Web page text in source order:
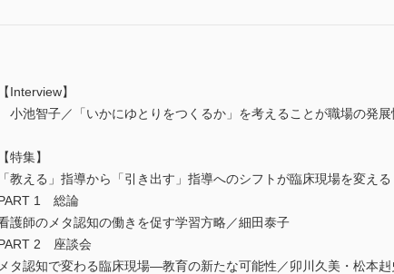
【Interview】
小池智子／「いかにゆとりをつくるか」を考えることが職場の発展
【特集】
「教える」指導から「引き出す」指導へのシフトが臨床現場を変
1 総論
護師のメタ認知の働きを促す学習方略／細田泰子
2 座談会
メタ認知で変わる臨床現場―教育の新たな可能性／卯川久美・松本